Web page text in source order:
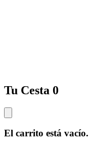
Tu Cesta 0
El carrito está vacío.